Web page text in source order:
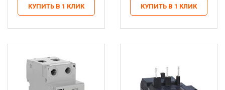
КУПИТЬ В 1 КЛИК КУПИТЬ В 1 КЛИК